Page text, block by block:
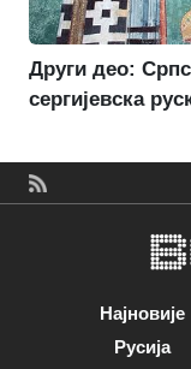
Други део:
сергијевска
Најновије
Русија